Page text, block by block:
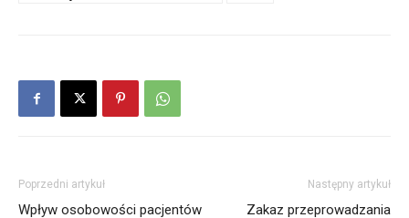
Poprzedni artykuł
Wpływ osobowości pacjentów
Następny artykuł
Zakaz przeprowadzania